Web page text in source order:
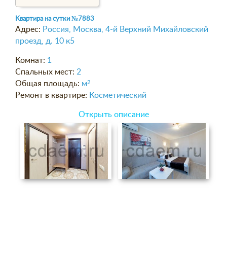
Квартира на сутки №7883
Адрес: Россия, Москва, 4-й Верхний Михайловский
проезд, д. 10 к5
Комнат: 1
Спальных мест: 2
Общая площадь: м2
Ремонт в квартире: Косметический
Открыть описание